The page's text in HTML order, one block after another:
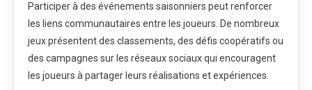
Participer à des événements saisonniers peut renforcer
les liens communautaires entre les joueurs. De nombreux
jeux présentent des classements, des défis coopératifs ou
des campagnes sur les réseaux sociaux qui encouragent
les joueurs à partager leurs réalisations et expériences.